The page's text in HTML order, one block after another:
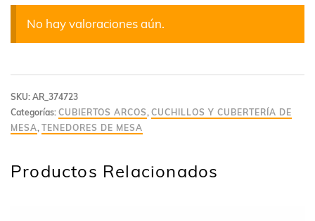
No hay valoraciones aún.
SKU: AR_374723
Categorías: CUBIERTOS ARCOS, CUCHILLOS Y CUBERTERÍA DE
MESA, TENEDORES DE MESA
Productos Relacionados